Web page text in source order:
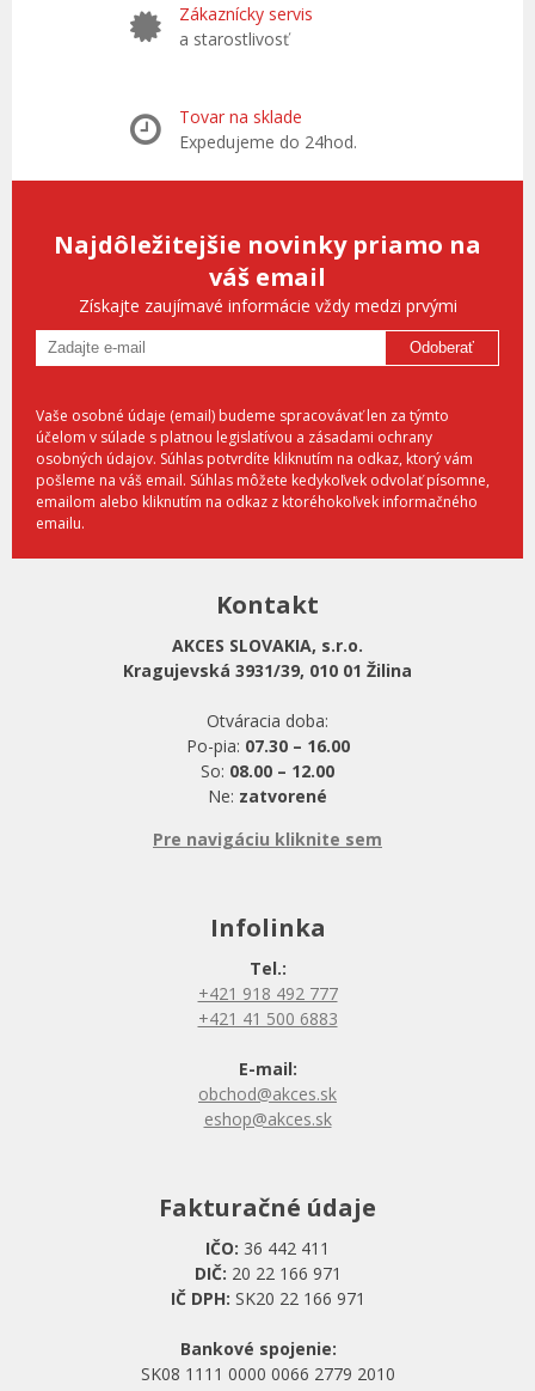
Zákaznícky servis
a starostlivosť
Tovar na sklade
Expedujeme do 24hod.
Najdôležitejšie novinky priamo na
váš email
Získajte zaujímavé informácie vždy medzi prvými
Odoberať
Vaše osobné údaje (email) budeme spracovávať len za týmto
účelom v súlade s platnou legislatívou a zásadami ochrany
osobných údajov. Súhlas potvrdíte kliknutím na odkaz, ktorý vám
pošleme na váš email. Súhlas môžete kedykoľvek odvolať písomne,
emailom alebo kliknutím na odkaz z ktoréhokoľvek informačného
emailu.
Kontakt
AKCES SLOVAKIA, s.r.o.
Kragujevská 3931/39, 010 01 Žilina
Otváracia doba:
Po-pia: 07.30 – 16.00
So: 08.00 – 12.00
Ne: zatvorené
Pre navigáciu kliknite sem
Infolinka
Tel.:
+421 918 492 777
+421 41 500 6883
E-mail:
obchod@akces.sk
eshop@akces.sk
Fakturačné údaje
IČO: 36 442 411
DIČ: 20 22 166 971
IČ DPH: SK20 22 166 971
Bankové spojenie:
SK08 1111 0000 0066 2779 2010